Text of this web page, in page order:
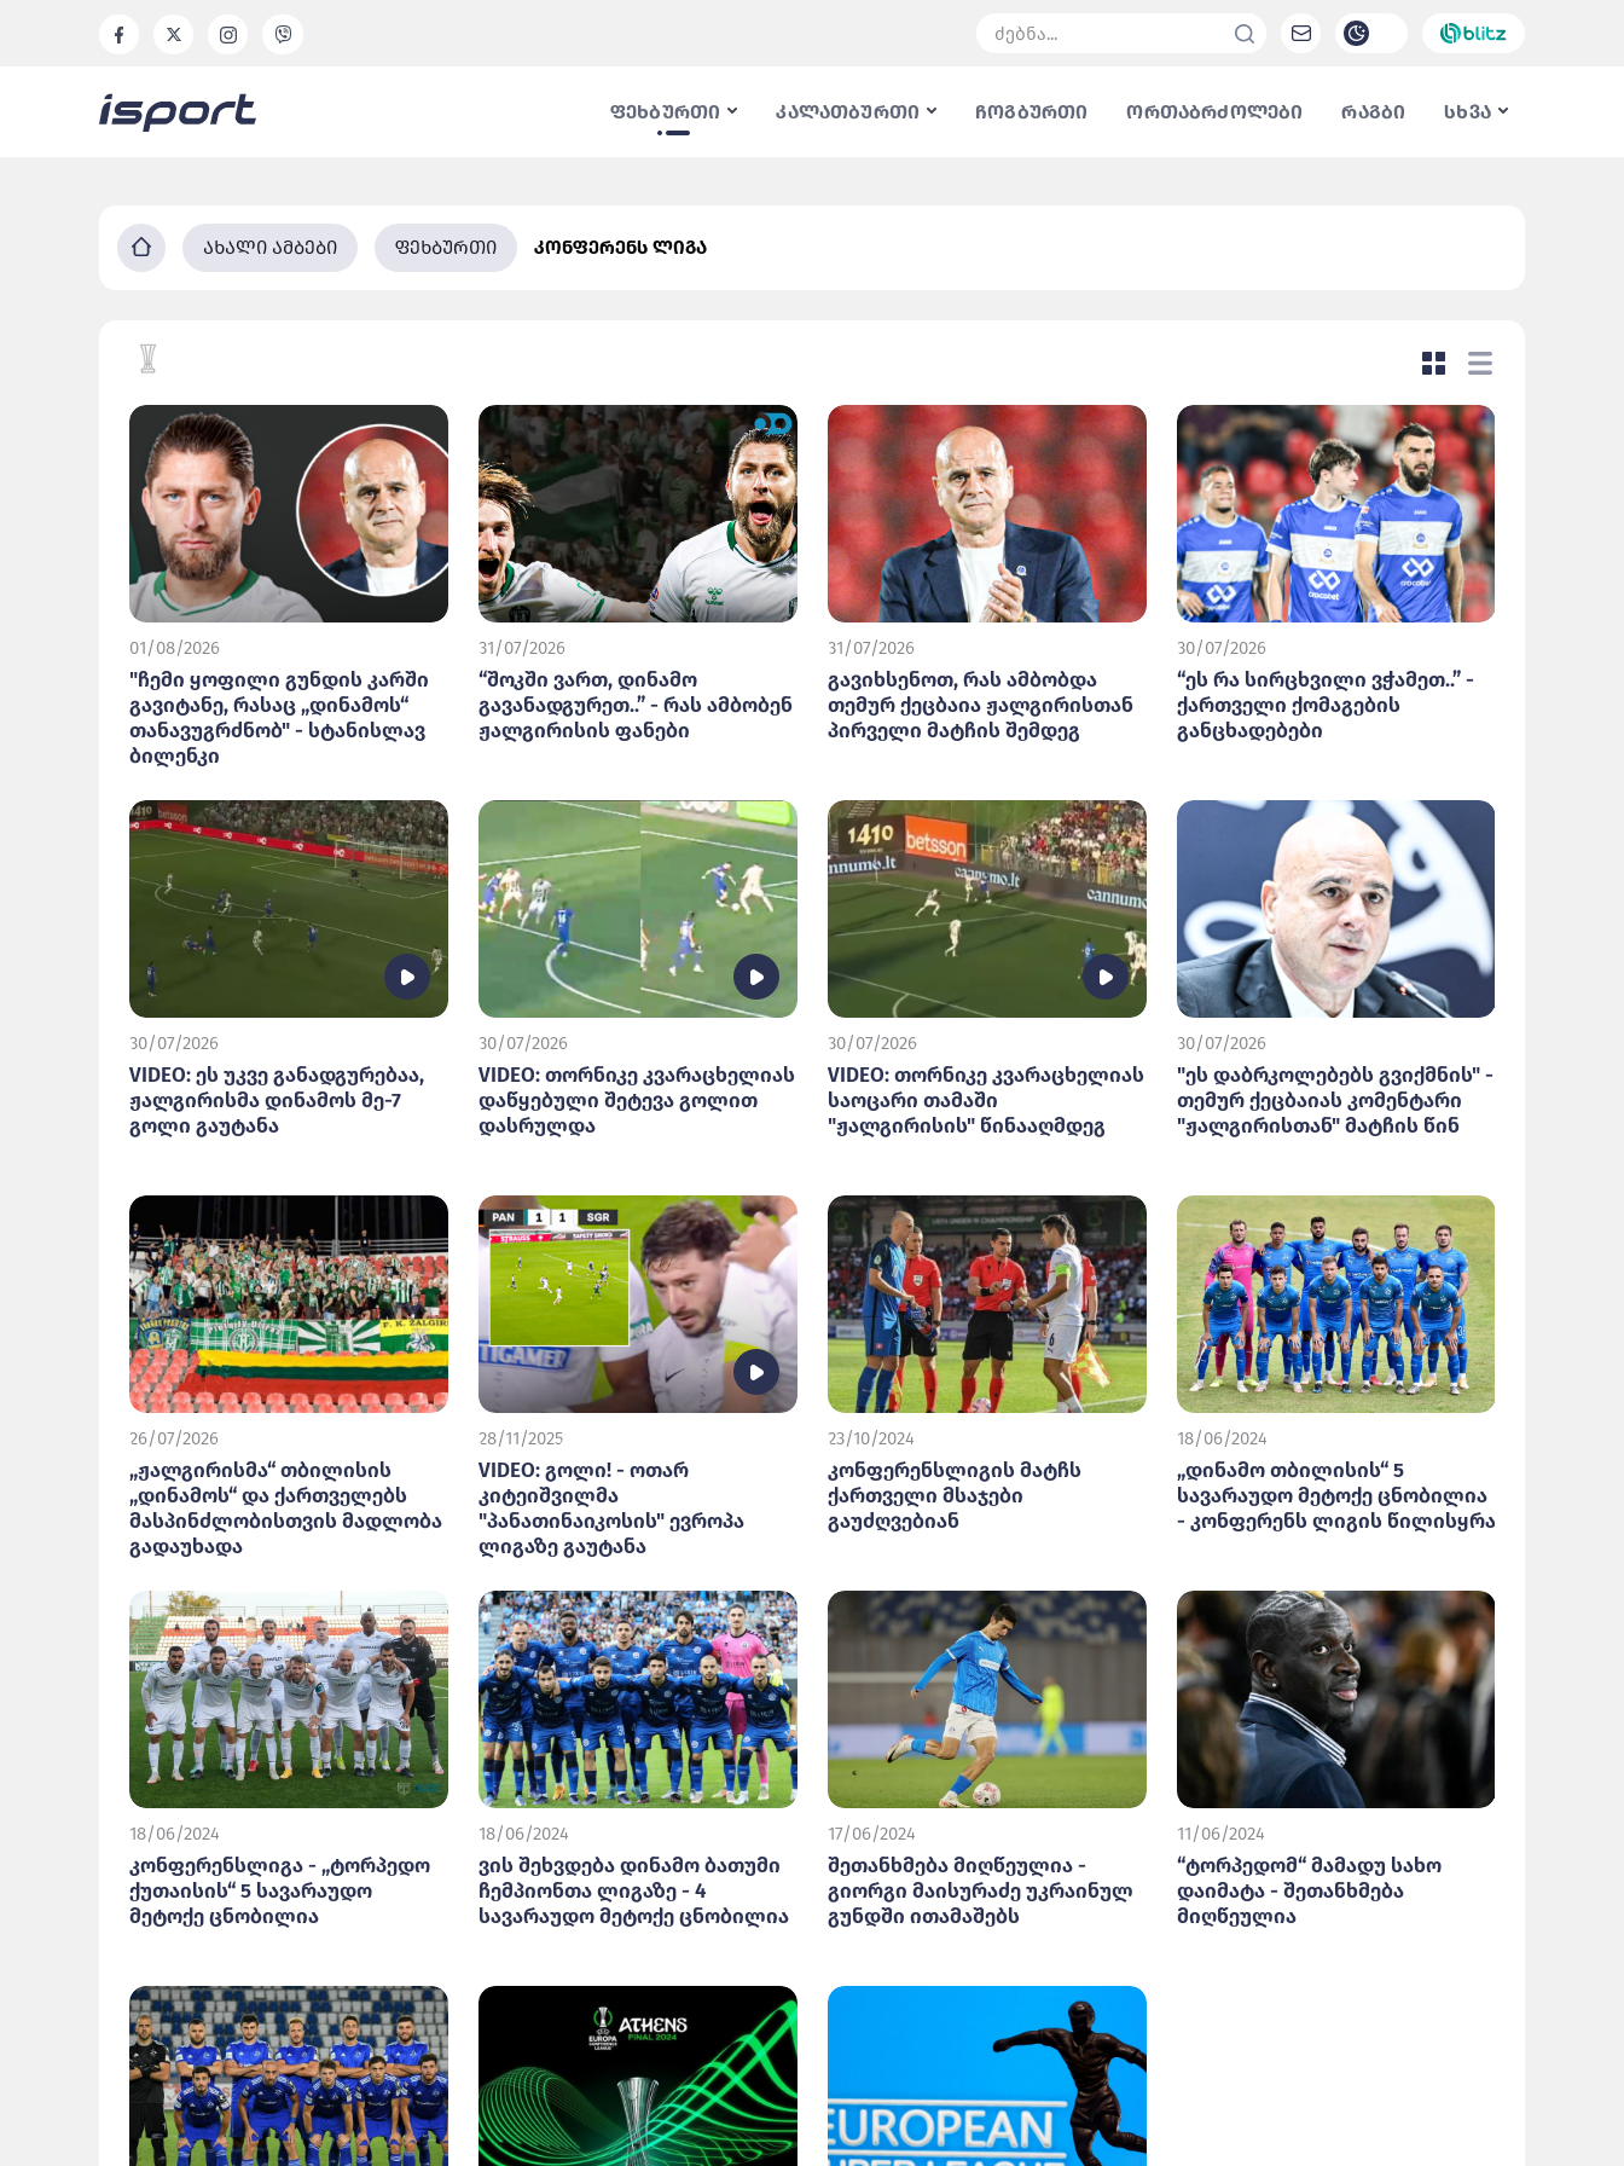
ფეხბურთი კალათბურთი ჩოგბურთი ორთაბრძოლები რაგბი სხვა
ახალი ამბები ფეხბურთი კონფერენს ლიგა
01/08/2026
"ჩემი ყოფილი გუნდის კარში
გავიტანე, რასაც „დინამოს“
თანავუგრძნობ" - სტანისლავ
ბილენკი
31/07/2026
“შოკში ვართ, დინამო
გავანადგურეთ..” - რას ამბობენ
ჟალგირისის ფანები
31/07/2026
გავიხსენოთ, რას ამბობდა
თემურ ქეცბაია ჟალგირისთან
პირველი მატჩის შემდეგ
30/07/2026
“ეს რა სირცხვილი ვჭამეთ..” -
ქართველი ქომაგების
განცხადებები
30/07/2026
VIDEO: ეს უკვე განადგურებაა,
ჟალგირისმა დინამოს მე-7
გოლი გაუტანა
30/07/2026
VIDEO: თორნიკე კვარაცხელიას
დაწყებული შეტევა გოლით
დასრულდა
30/07/2026
VIDEO: თორნიკე კვარაცხელიას
საოცარი თამაში
"ჟალგირისის" წინააღმდეგ
30/07/2026
"ეს დაბრკოლებებს გვიქმნის" -
თემურ ქეცბაიას კომენტარი
"ჟალგირისთან" მატჩის წინ
26/07/2026
„ჟალგირისმა“ თბილისის
„დინამოს“ და ქართველებს
მასპინძლობისთვის მადლობა
გადაუხადა
28/11/2025
VIDEO: გოლი! - ოთარ
კიტეიშვილმა
"პანათინაიკოსის" ევროპა
ლიგაზე გაუტანა
23/10/2024
კონფერენსლიგის მატჩს
ქართველი მსაჯები
გაუძღვებიან
18/06/2024
„დინამო თბილისის“ 5
სავარაუდო მეტოქე ცნობილია
- კონფერენს ლიგის წილისყრა
18/06/2024
კონფერენსლიგა - „ტორპედო
ქუთაისის“ 5 სავარაუდო
მეტოქე ცნობილია
18/06/2024
ვის შეხვდება დინამო ბათუმი
ჩემპიონთა ლიგაზე - 4
სავარაუდო მეტოქე ცნობილია
17/06/2024
შეთანხმება მიღწეულია -
გიორგი მაისურაძე უკრაინულ
გუნდში ითამაშებს
11/06/2024
“ტორპედომ“ მამადუ სახო
დაიმატა - შეთანხმება
მიღწეულია